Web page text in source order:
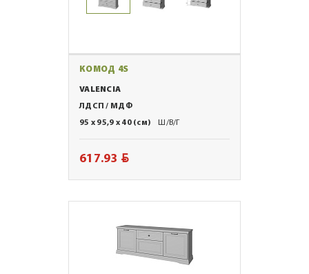
КОМОД 4S
VALENCIA
ЛДСП / МДФ
95 x 95,9 x 40 (см)
Ш/В/Г
617.93 BYN